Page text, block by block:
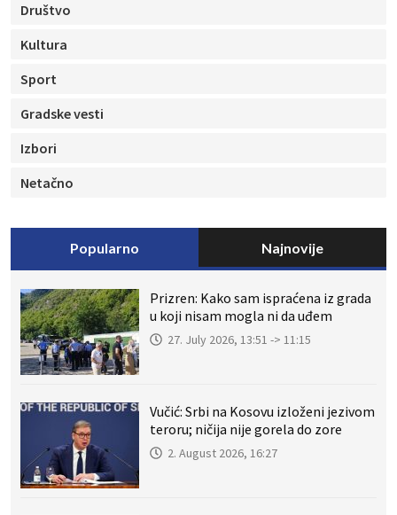
Društvo
Kultura
Sport
Gradske vesti
Izbori
Netačno
Popularno Najnovije
Prizren: Kako sam ispraćena iz grada
u koji nisam mogla ni da uđem
27. July 2026, 13:51 -> 11:15
Vučić: Srbi na Kosovu izloženi jezivom
teroru; ničija nije gorela do zore
2. August 2026, 16:27